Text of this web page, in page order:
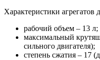
Характеристики агрегатов
рабочий объем – 13 л;
максимальный
сильного двигателя);
степень сжатия – 17